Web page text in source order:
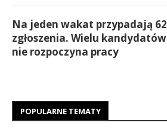
Na jeden wakat przypadają 62
zgłoszenia. Wielu kandydatów
nie rozpoczyna pracy
POPULARNE TEMATY